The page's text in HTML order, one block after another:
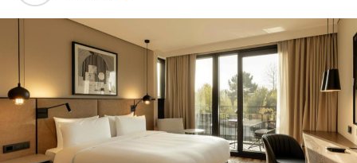
Monitorul Oficial nr. 906 din 08
decembrie 2015, Curtea
Constituțională s-a aplecat și
asupra ordinului MAI
nr.300/2004, susținând Curtea